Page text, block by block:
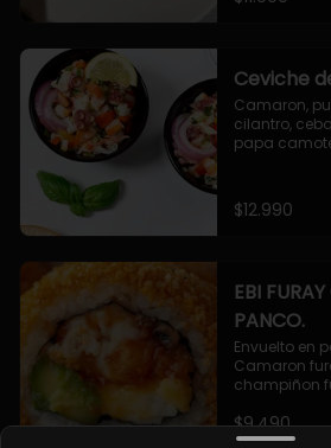
Ceviche
Camaron,
cilantro,
papa
$12.990
EBI
PANCO.
Envuelto en
Camaron
champiñon
$9.490